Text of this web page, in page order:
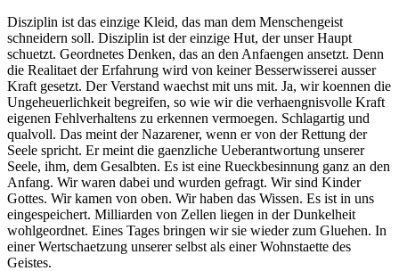
Disziplin ist das einzige Kleid, das man dem Menschengeist
schneidern soll. Disziplin ist der einzige Hut, der unser Haupt
schuetzt. Geordnetes Denken, das an den Anfaengen ansetzt. Denn
die Realitaet der Erfahrung wird von keiner Besserwisserei ausser
Kraft gesetzt. Der Verstand waechst mit uns mit. Ja, wir koennen die
Ungeheuerlichkeit begreifen, so wie wir die verhaengnisvolle Kraft
eigenen Fehlverhaltens zu erkennen vermoegen. Schlagartig und
qualvoll. Das meint der Nazarener, wenn er von der Rettung der
Seele spricht. Er meint die gaenzliche Ueberantwortung unserer
Seele, ihm, dem Gesalbten. Es ist eine Rueckbesinnung ganz an den
Anfang. Wir waren dabei und wurden gefragt. Wir sind Kinder
Gottes. Wir kamen von oben. Wir haben das Wissen. Es ist in uns
eingespeichert. Milliarden von Zellen liegen in der Dunkelheit
wohlgeordnet. Eines Tages bringen wir sie wieder zum Gluehen. In
einer Wertschaetzung unserer selbst als einer Wohnstaette des
Geistes.